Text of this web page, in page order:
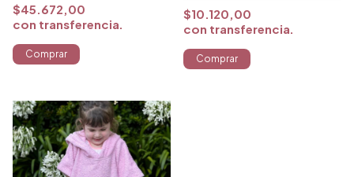
$45.672,00
con transferencia
Comprar
$10.120,00
con transferencia
Comprar